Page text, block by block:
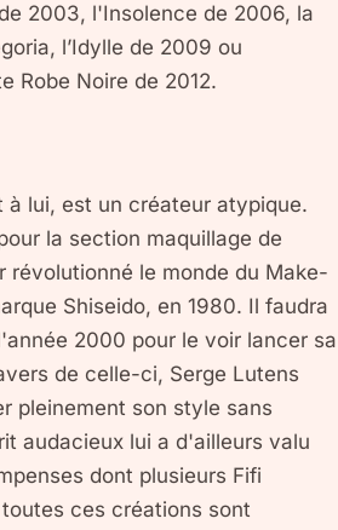
2003, l'Insolence de 2006, la
l’Idylle de 2009 ou
Robe Noire de 2012.
à lui, est un créateur atypique.
la section maquillage de
révolutionné le monde du Make-
Shiseido, en 1980. Il faudra
2000 pour le voir lancer sa
de celle-ci, Serge Lutens
pleinement son style sans
audacieux lui a d'ailleurs valu
dont plusieurs Fifi
ces créations sont